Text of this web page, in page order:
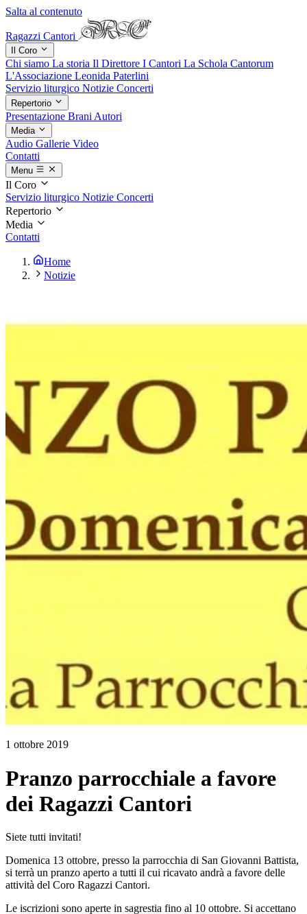
Salta al contenuto
Ragazzi Cantori
Il Coro
Chi siamo La storia Il Direttore I Cantori La Schola Cantorum
L'Associazione Leonida Paterlini
Servizio liturgico Notizie Concerti
Repertorio
Presentazione Brani Autori
Media
Audio Gallerie Video
Contatti
Menu
Il Coro
Servizio liturgico Notizie Concerti
Repertorio
Media
Contatti
Home
Notizie
1 ottobre 2019
Pranzo parrocchiale a favore
dei Ragazzi Cantori
Siete tutti invitati!
Domenica 13 ottobre, presso la parrocchia di San Giovanni Battista,
si terrà un pranzo aperto a tutti il cui ricavato andrà a favore delle
attività del Coro Ragazzi Cantori.
Le iscrizioni sono aperte in sagrestia fino al 10 ottobre. Si accettano